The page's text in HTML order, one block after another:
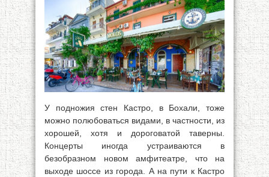
У подножия стен Кастро, в Бохали, тоже
можно полюбоваться видами, в частности, из
хорошей, хотя и дороговатой таверны.
Концерты иногда устраиваются в
безобразном новом амфитеатре, что на
выходе шоссе из города. А на пути к Кастро